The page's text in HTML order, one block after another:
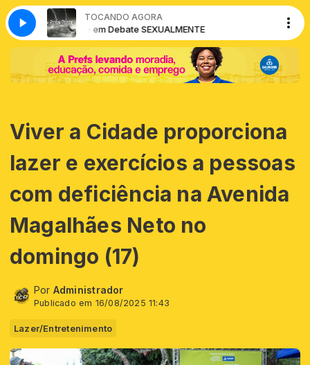
TOCANDO AGORA
Saúde em Debate SEXUALMENTE Saúde em
Viver a Cidade proporciona
lazer e exercícios a pessoas
com deficiência na Avenida
Magalhães Neto no
domingo (17)
Por Administrador
Publicado em 16/08/2025 11:43
Lazer/Entretenimento